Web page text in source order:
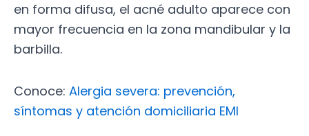
en forma difusa, el acné adulto aparece con
mayor frecuencia en la zona mandibular y la
barbilla.
Conoce: Alergia severa: prevención,
síntomas y atención domiciliaria EMI